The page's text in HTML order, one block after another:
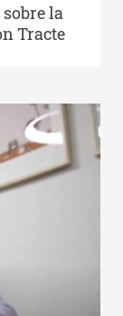
la
Tracte